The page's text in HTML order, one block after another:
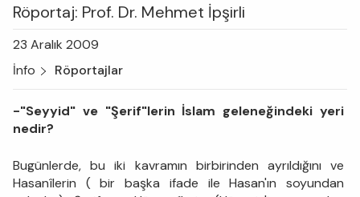
Röportaj: Prof. Dr. Mehmet İpşirli
23 Aralık 2009
İnfo
Röportajlar
-"Seyyid" ve "Şerif"lerin İslam geleneğindeki yeri
nedir?
Bugünlerde, bu iki kavramın birbirinden ayrıldığını ve
Hasanîlerin ( bir başka ifade ile Hasan'ın soyundan